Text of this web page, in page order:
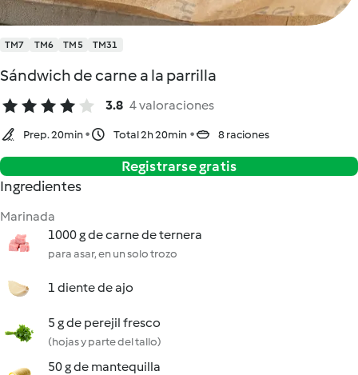
TM7 TM6 TM5 TM31
Sándwich de carne a la parrilla
3.8 4 valoraciones
Prep. 20min Total 2h 20min 8 raciones
Registrarse gratis
Ingredientes
Marinada
1000 g de carne de ternera
para asar, en un solo trozo
1 diente de ajo
5 g de perejil fresco
(hojas y parte del tallo)
50 g de mantequilla